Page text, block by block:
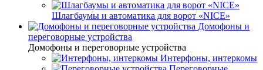
Шлагбаумы и автоматика для ворот «NICE»
Домофоны и
переговорные устройства
Домофоны и переговорные устройства
Интерфоны, интеркомы